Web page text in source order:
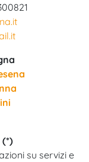
(*)
su servizi e